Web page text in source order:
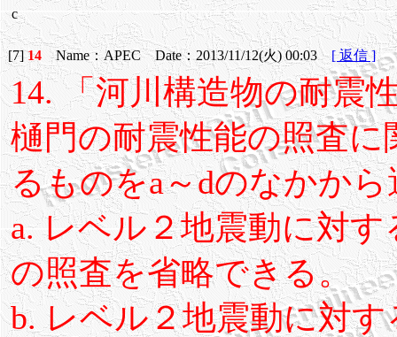
c
[7]14 Name：APEC Date：2013/11/12(火) 00:03[ 返信 ]
14. 「河川構造物の耐震
樋門の耐震性能の照査
るものをa～dのなかか
a. レベル２地震動に対
の照査を省略できる。
b. レベル２地震動に対